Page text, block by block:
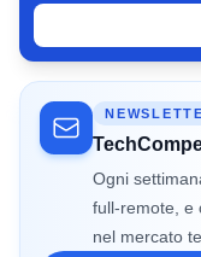
Ogni
full-remote, e
nel mercato